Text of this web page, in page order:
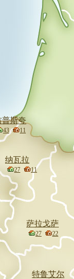
普斯夸
43 11
特鲁艾尔
纳瓦拉
27 11
萨拉戈萨
27 22